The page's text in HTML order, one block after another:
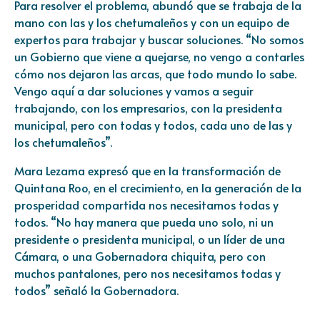
Para resolver el problema, abundó que se trabaja de la
mano con las y los chetumaleños y con un equipo de
expertos para trabajar y buscar soluciones. “No somos
un Gobierno que viene a quejarse, no vengo a contarles
cómo nos dejaron las arcas, que todo mundo lo sabe.
Vengo aquí a dar soluciones y vamos a seguir
trabajando, con los empresarios, con la presidenta
municipal, pero con todas y todos, cada uno de las y
los chetumaleños”.
Mara Lezama expresó que en la transformación de
Quintana Roo, en el crecimiento, en la generación de la
prosperidad compartida nos necesitamos todas y
todos. “No hay manera que pueda uno solo, ni un
presidente o presidenta municipal, o un líder de una
Cámara, o una Gobernadora chiquita, pero con
muchos pantalones, pero nos necesitamos todas y
todos” señaló la Gobernadora.